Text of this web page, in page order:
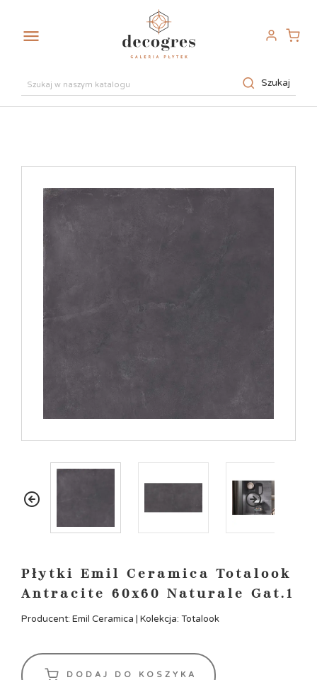

Szukaj
Płytki Emil Ceramica Totalook
Antracite 60x60 Naturale Gat.1
Producent: Emil Ceramica | Kolekcja: Totalook
DODAJ DO KOSZYKA